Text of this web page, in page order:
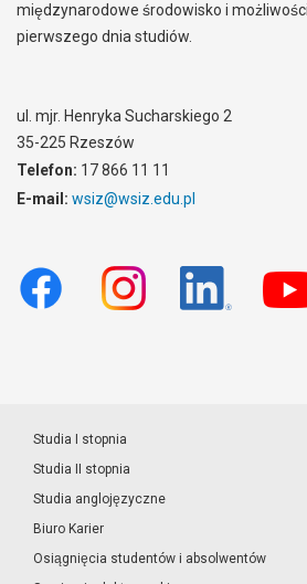
międzynarodowe środowisko i
pierwszego dnia studiów.
ul. mjr. Henryka Sucharskiego 2
35-225 Rzeszów
Telefon: 17 866 11 11
E-mail: wsiz@wsiz.edu.pl
Studia I stopnia
Studia II stopnia
Studia anglojęzyczne
Biuro Karier
Osiągnięcia studentów i absolwentów